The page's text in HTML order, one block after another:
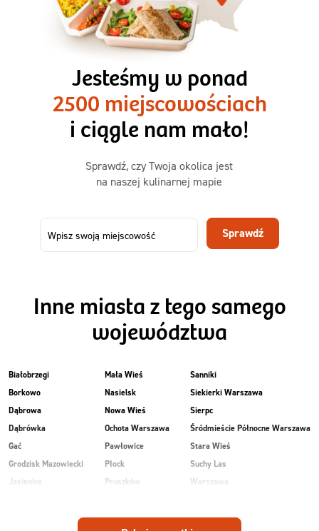
3 razy TAK
1500kcal - 2250kcal
3 sycące posiłki o większej objętości. Mniej dań,
ta sama wygoda!
50,31 zł
73,99
-32%
Menu
Jesteśmy w ponad
2500 miejscowościach
i ciągle nam mało!
Sprawdź, czy Twoja okolica jest
na naszej kulinarnej mapie
Sprawdź
Inne miasta z tego samego
województwa
Białobrzegi
Borkowo
Dąbrowa
Dąbrówka
Gać
Grodzisk Mazowiecki
Jasienica
Mała Wieś
Nasielsk
Nowa Wieś
Ochota Warszawa
Pawłowice
Płock
Pruszków
Radom
Sanniki
Siekierki Warszawa
Sierpc
Śródmieście Północne Warszawa
Stara Wieś
Suchy Las
Warszawa
Wesoła